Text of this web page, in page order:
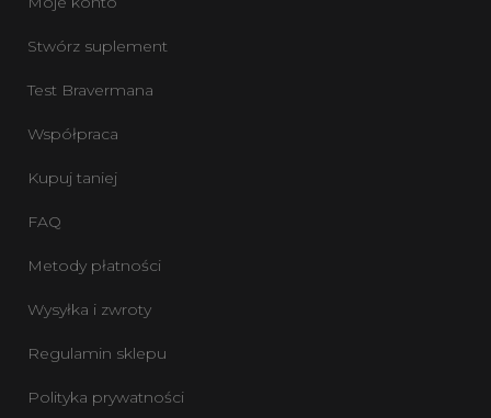
Stwórz suplement
Test Bravermana
Współpraca
Kupuj taniej
FAQ
Metody płatności
Wysyłka i zwroty
Regulamin sklepu
Polityka prywatności